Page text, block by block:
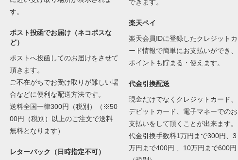
す。
ポスト投函でお届け（ネコポスな
ど）
ポストへ投函してのお届けをさせて
頂きます。
ご不在がちでお受け取りが難しい場
合などに便利な配送方法です。
送料全国一律300円（税別）（※50
00円（税別）以上のご注文で送料
無料となります）
レターパック（日時指定不可）
できます。
楽天ペイ
楽天会員IDに登録したクレジットカ
ード情報で簡単にお支払いができ、
ポイントも貯まる・使えます。
代金引換配送
現金だけでなくクレジットカード、
デビットカード、電子マネーでのお
支払いをして頂くことが出来ます。
代金引換手数料1万円まで300円、3
万円まで400円 、10万円まで600円